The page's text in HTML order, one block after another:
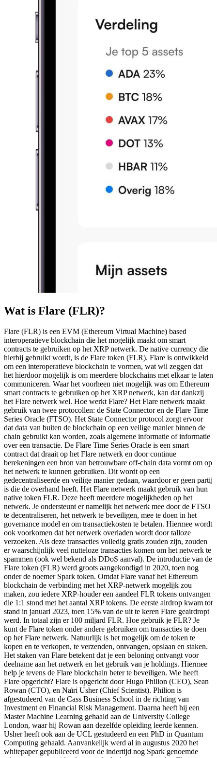
Wat is Flare (FLR)?
Flare (FLR) is een EVM (Ethereum Virtual Machine) based
interoperatieve blockchain die het mogelijk maakt om smart
contracts te gebruiken op het XRP netwerk. De native currency die
hierbij gebruikt wordt, is de Flare token (FLR). Flare is ontwikkeld
om een interoperatieve blockchain te vormen, wat wil zeggen dat
het hierdoor mogelijk is om meerdere blockchains met elkaar te laten
communiceren. Waar het voorheen niet mogelijk was om Ethereum
smart contracts te gebruiken op het XRP netwerk, kan dat dankzij
het Flare netwerk wel. Hoe werkt Flare? Het Flare netwerk maakt
gebruik van twee protocollen: de State Connector en de Flare Time
Series Oracle (FTSO). Het State Connector protocol zorgt ervoor
dat data van buiten de blockchain op een veilige manier binnen de
chain gebruikt kan worden, zoals algemene informatie of informatie
over een transactie. De Flare Time Series Oracle is een smart
contract dat draait op het Flare netwerk en door continue
berekeningen een bron van betrouwbare off-chain data vormt om op
het netwerk te kunnen gebruiken. Dit wordt op een
gedecentraliseerde en veilige manier gedaan, waardoor er geen partij
is die de overhand heeft. Het Flare netwerk maakt gebruik van hun
native token FLR. Deze heeft meerdere mogelijkheden op het
netwerk. Je ondersteunt er namelijk het netwerk mee door de FTSO
te decentraliseren, het netwerk te beveiligen, mee te doen in het
governance model en om transactiekosten te betalen. Hiermee wordt
ook voorkomen dat het netwerk overladen wordt door talloze
verzoeken. Als deze transacties volledig gratis zouden zijn, zouden
er waarschijnlijk veel nutteloze transacties komen om het netwerk te
spammen (ook wel bekend als DDoS aanval). De introductie van de
Flare token (FLR) werd groots aangekondigd in 2020, toen nog
onder de noemer Spark token. Omdat Flare vanaf het Ethereum
blockchain de verbinding met het XRP-netwerk mogelijk zou
maken, zou iedere XRP-houder een aandeel FLR tokens ontvangen
die 1:1 stond met het aantal XRP tokens. De eerste airdrop kwam tot
stand in januari 2023, toen 15% van de uit te keren Flare geairdropt
werd. In totaal zijn er 100 miljard FLR. Hoe gebruik je FLR? Je
kunt de Flare token onder andere gebruiken om transacties te doen
op het Flare netwerk. Natuurlijk is het mogelijk om de token te
kopen en te verkopen, te verzenden, ontvangen, opslaan en staken.
Het staken van Flare betekent dat je een beloning ontvangt voor
deelname aan het netwerk en het gebruik van je holdings. Hiermee
help je tevens de Flare blockchain beter te beveiligen. Wie heeft
Flare opgericht? Flare is opgericht door Hugo Philion (CEO), Sean
Rowan (CTO), en Naïri Usher (Chief Scientist). Philion is
afgestudeerd van de Cass Business School in de richting van
Investment en Financial Risk Management. Daarna heeft hij een
Master Machine Learning gehaald aan de University College
London, waar hij Rowan aan dezelfde opleiding leerde kennen.
Usher heeft ook aan de UCL gestudeerd en een PhD in Quantum
Computing gehaald. Aanvankelijk werd al in augustus 2020 het
whitepaper gepubliceerd voor de indertijd nog Spark genoemde